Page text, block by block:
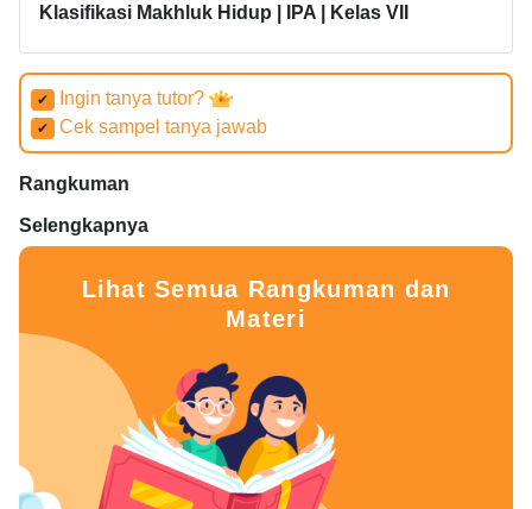
Klasifikasi Makhluk Hidup | IPA | Kelas VII
✔ Ingin tanya tutor?
✔ Cek sampel tanya jawab
Rangkuman
Selengkapnya
Lihat Semua Rangkuman dan
Materi